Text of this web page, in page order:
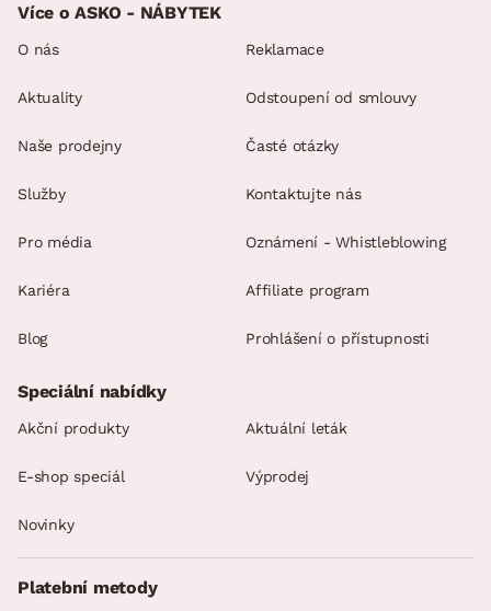
Více o ASKO - NÁBYTEK
O nás
Aktuality
Naše prodejny
Služby
Pro média
Kariéra
Blog
Reklamace
Odstoupení od smlouvy
Časté otázky
Kontaktujte nás
Oznámení - Whistleblowing
Affiliate program
Prohlášení o přístupnosti
Speciální nabídky
Akční produkty Aktuální leták
E-shop speciál Výprodej
Novinky
Platební metody